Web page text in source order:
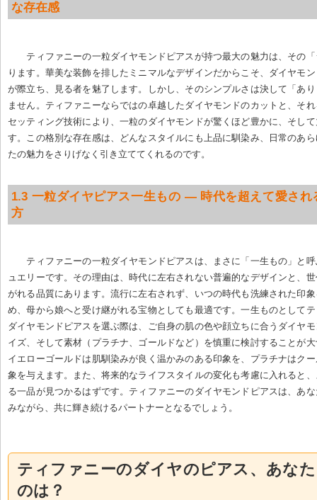
な存在感
ティファニーの一粒ダイヤモンドピアスが持つ最大の魅力は、その
ります。華美な装飾を排したミニマルなデザインだからこそ、ダイヤモ
が際立ち、見る者を魅了します。しかし、そのシンプルさは決して「あ
ません。ティファニーならではの卓越したダイヤモンドのカットと、そ
セッティング技術により、一粒のダイヤモンドが驚くほど豊かに、そし
す。この格別な存在感は、どんなスタイルにも上品に馴染み、日常のあ
たの魅力をさりげなく引き立ててくれるのです。
1.3 一粒ダイヤピアス一生もの — 時代を超えて愛され
方
ティファニーの一粒ダイヤモンドピアスは、まさに「一生もの」と
ュエリーです。その理由は、時代に左右されない普遍的なデザインと、
がれる品質にあります。流行に左右されず、いつの時代も洗練された印
め、母から娘へと受け継がれる宝物としても最適です。一生ものとして
ダイヤモンドピアスを選ぶ際は、ご自身の肌の色や顔立ちに合うダイヤ
イズ、そして素材（プラチナ、ゴールドなど）を慎重に検討することが
イエローゴールドは肌馴染みが良く温かみのある印象を、プラチナはク
象を与えます。また、将来的なライフスタイルの変化も考慮に入れると
る一品が見つかるはずです。ティファニーのダイヤモンドピアスは、あ
みながら、共に輝き続けるパートナーとなるでしょう。
ティファニーのダイヤのピアス、あな
のは？